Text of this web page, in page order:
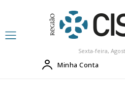
Sexta-feira,
Minha Conta